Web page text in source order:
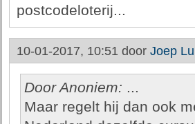
postcodeloterij...
10-01-2017, 10:51 door Joep
Door Anoniem: ...
Maar regelt hij dan ook